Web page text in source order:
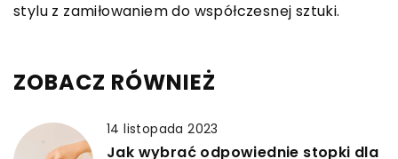
stylu z zamiłowaniem do współczesnej sztuki.
ZOBACZ RÓWNIEŻ
14 listopada 2023
Jak wybrać odpowiednie stopki dla